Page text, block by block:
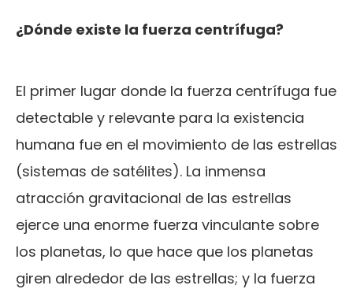
¿Dónde existe la fuerza centrífuga?
El primer lugar donde la fuerza centrífuga fue
detectable y relevante para la existencia
humana fue en el movimiento de las estrellas
(sistemas de satélites). La inmensa
atracción gravitacional de las estrellas
ejerce una enorme fuerza vinculante sobre
los planetas, lo que hace que los planetas
giren alrededor de las estrellas; y la fuerza